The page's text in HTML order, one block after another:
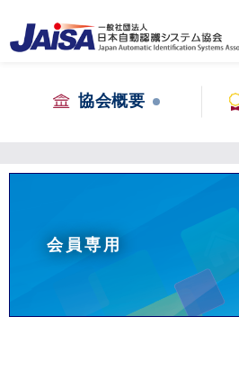
協会概要
会員専用